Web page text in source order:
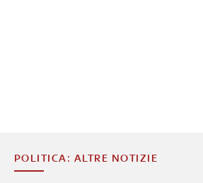
POLITICA: ALTRE NOTIZIE